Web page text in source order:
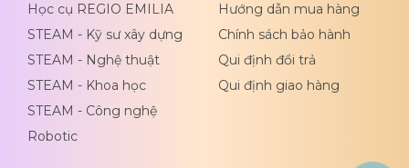
Học cụ REGIO EMILIA
STEAM - Kỹ sư xây dựng
STEAM - Nghệ thuật
STEAM - Khoa học
STEAM - Công nghệ
Robotic
Hướng dẫn mua hàng
Chính sách bảo hành
Qui định đổi trả
Qui định giao hàng